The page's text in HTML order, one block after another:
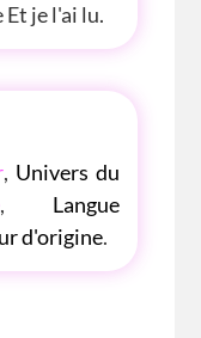
je l'ai lu.
, Univers du
, Langue
d'origine.